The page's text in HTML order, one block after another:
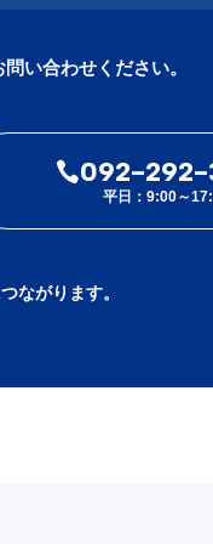
い合わせください。
092-
平日：9:00～
ながります。